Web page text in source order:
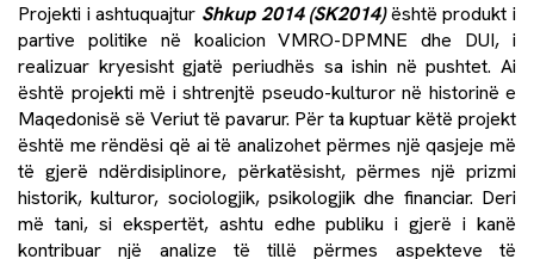
Projekti i ashtuquajtur Shkup 2014 (SK2014)është produkt i
partive politike në koalicion VMRO-DPMNE dhe DUI, i
realizuar kryesisht gjatë periudhës sa ishin në pushtet. Ai
është projekti më i shtrenjtë pseudo-kulturor në historinë e
Maqedonisë së Veriut të pavarur. Për ta kuptuar këtë projekt
është me rëndësi që ai të analizohet përmes një qasjeje më
të gjerë ndërdisiplinore, përkatësisht, përmes një prizmi
historik, kulturor, sociologjik, psikologjik dhe financiar. Deri
më tani, si ekspertët, ashtu edhe publiku i gjerë i kanë
kontribuar një analize të tillë përmes aspekteve të